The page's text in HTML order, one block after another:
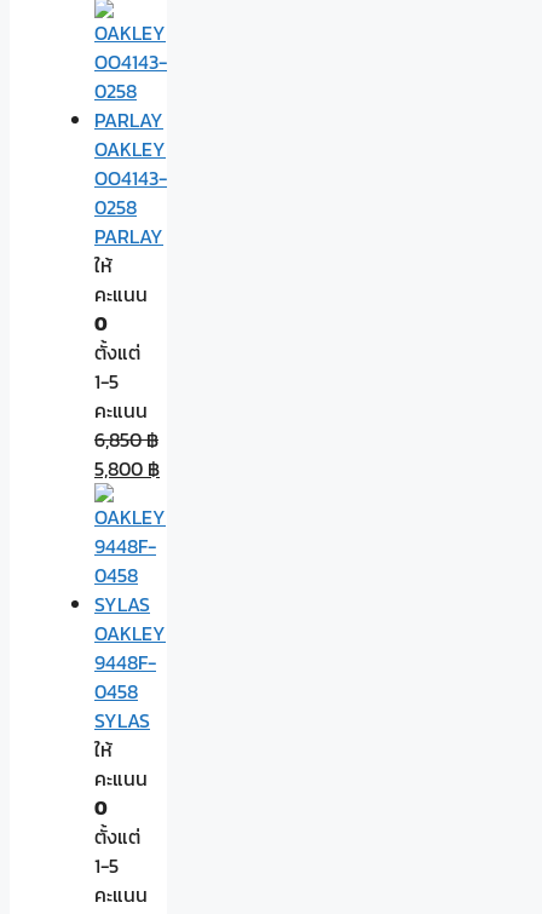
OAKLEY
OO4143-
0258
PARLAY
ให้
คะแนน
0
ตั้งแต่
1-5
คะแนน
6,850฿
5,800 ฿
OAKLEY
9448F-
0458
SYLAS
ให้
คะแนน
0
ตั้งแต่
1-5
คะแนน